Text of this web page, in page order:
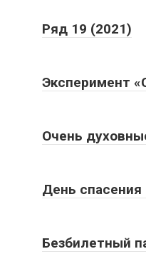
Ряд 19 (2021)
Эксперимент
Очень
День
Безбилетный